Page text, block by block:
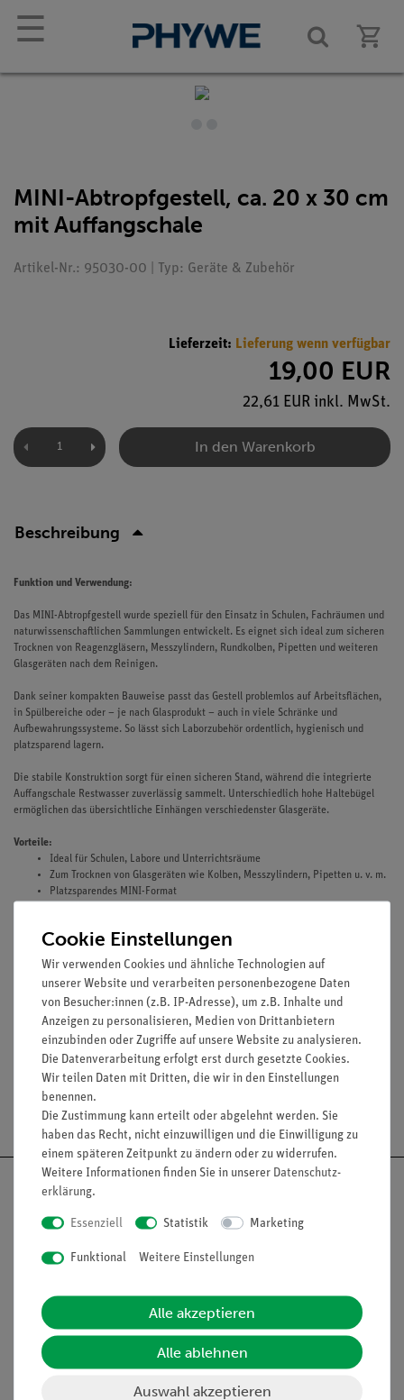
☰
MINI-Abtropfgestell, ca. 20 x 30 cm
mit Auffangschale
Artikel-Nr.: 95030-00 | Typ: Geräte & Zubehör
Lieferzeit: Lieferung wenn verfügbar
19,00 EUR
22,61 EUR inkl. MwSt.
In den Warenkorb
Beschreibung
Funktion und Verwendung:
Das MINI-Abtropfgestell wurde speziell für den Einsatz in Schulen, Fachräumen und
naturwissenschaftlichen Sammlungen entwickelt. Es eignet sich ideal zum sicheren
Trocknen von Reagenzgläsern, Messzylindern, Rundkolben, Pipetten und weiteren
Glasgeräten nach dem Reinigen.
Dank seiner kompakten Bauweise passt das Gestell problemlos auf Arbeitsflächen,
in Spülbereiche oder – je nach Glasprodukt – auch in viele Schränke und
Aufbewahrungssysteme. So lässt sich Laborzubehör ordentlich, hygienisch und
platzsparend lagern.
Die stabile Konstruktion sorgt für einen sicheren Stand, während die integrierte
Auffangschale Restwasser zuverlässig sammelt. Unterschiedlich hohe Haltebügel
ermöglichen das übersichtliche Einhängen verschiedenster Glasgeräte.
Vorteile:
Ideal für Schulen, Labore und Unterrichtsräume
Zum Trocknen von Glasgeräten wie Kolben, Messzylindern, Pipetten u. v. m.
Platzsparendes MINI-Format
Mit praktischer Auffangschale
Ordnungsgemäße und hygienische Aufbewahrung
Maße:
ca. 20 x 30 cm (Höhe)(je nach eingesetztem Glasprodukt variabel)
Versandkostenfrei ab 300,- €
Informationen
Unternehmen
Service
Cookie Einstellungen
Wir verwenden Cookies und ähnliche Technologien auf
unserer Website und verarbeiten personenbezogene Daten
von Besucher:innen (z.B. IP-Adresse), um z.B. Inhalte und
Anzeigen zu personalisieren, Medien von Drittanbietern
einzubinden oder Zugriffe auf unsere Website zu analysieren.
Die Datenverarbeitung erfolgt erst durch gesetzte Cookies.
Wir teilen Daten mit Dritten, die wir in den Einstellungen
benennen.
Die Zustimmung kann erteilt oder abgelehnt werden. Sie
haben das Recht, nicht einzuwilligen und die Einwilligung zu
einem späteren Zeitpunkt zu ändern oder zu widerrufen.
Weitere Informationen finden Sie in unserer Daten­schutz­
erklärung.
Essenziell Statistik Marketing
Funktional Weitere Einstellungen
Alle akzeptieren
Alle ablehnen
Auswahl akzeptieren